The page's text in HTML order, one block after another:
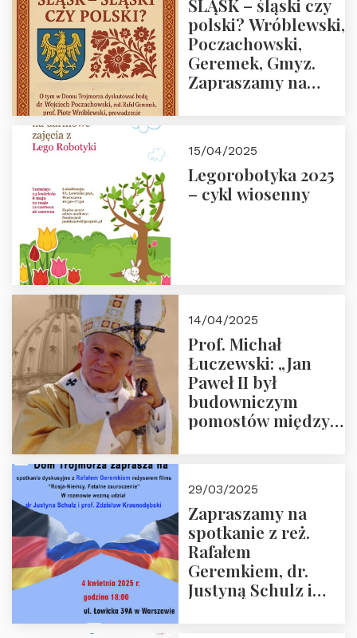
ŚLĄSK – śląski czy
polski? Wróblewski,
Poczachowski,
Geremek, Gmyz.
Zapraszamy na
Trójmorza.
15/04/2025
Legorobotyka 2025
– cykl wiosenny
14/04/2025
Prof. Michał
Łuczewski: „Jan
Paweł II był
budowniczym
pomostów między
29/03/2025
Zapraszamy na
spotkanie z reż.
Rafałem
Geremkiem, dr.
Justyną Schulz i